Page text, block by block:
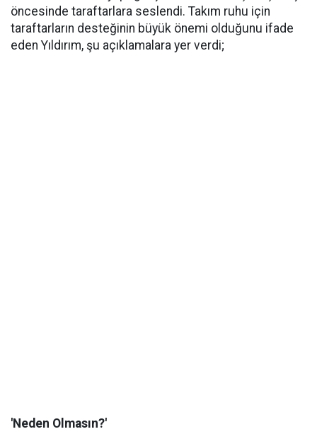
öncesinde taraftarlara seslendi. Takım ruhu için
taraftarların desteğinin büyük önemi olduğunu ifade
eden Yıldırım, şu açıklamalara yer verdi;
'Neden Olmasın?'